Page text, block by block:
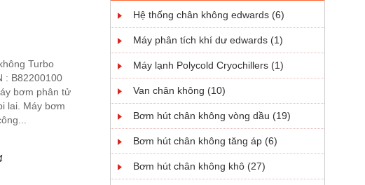
Turbo
: B82200100
bơm phân tử
lai. Máy bơm
Hệ thống chân không edwards (6)
Máy phân tích khí dư edwards (1)
Máy lạnh Polycold Cryochillers (1)
Van chân không (10)
Bơm hút chân không vòng dầu (19)
Bơm hút chân không tăng áp (6)
Bơm hút chân không khô (27)